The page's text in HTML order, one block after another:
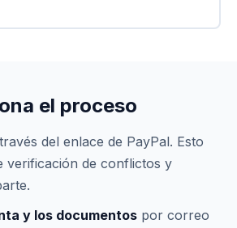
el proceso
del enlace de PayPal. Esto
verificación de conflictos y
y los documentos por correo